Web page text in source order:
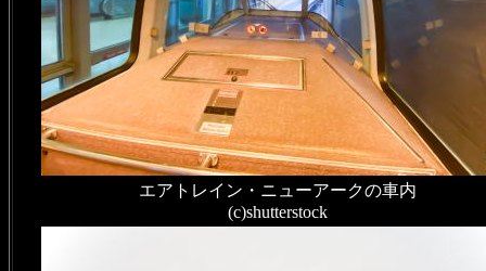
エアトレイン・ニューアークの車内
(c)shutterstock